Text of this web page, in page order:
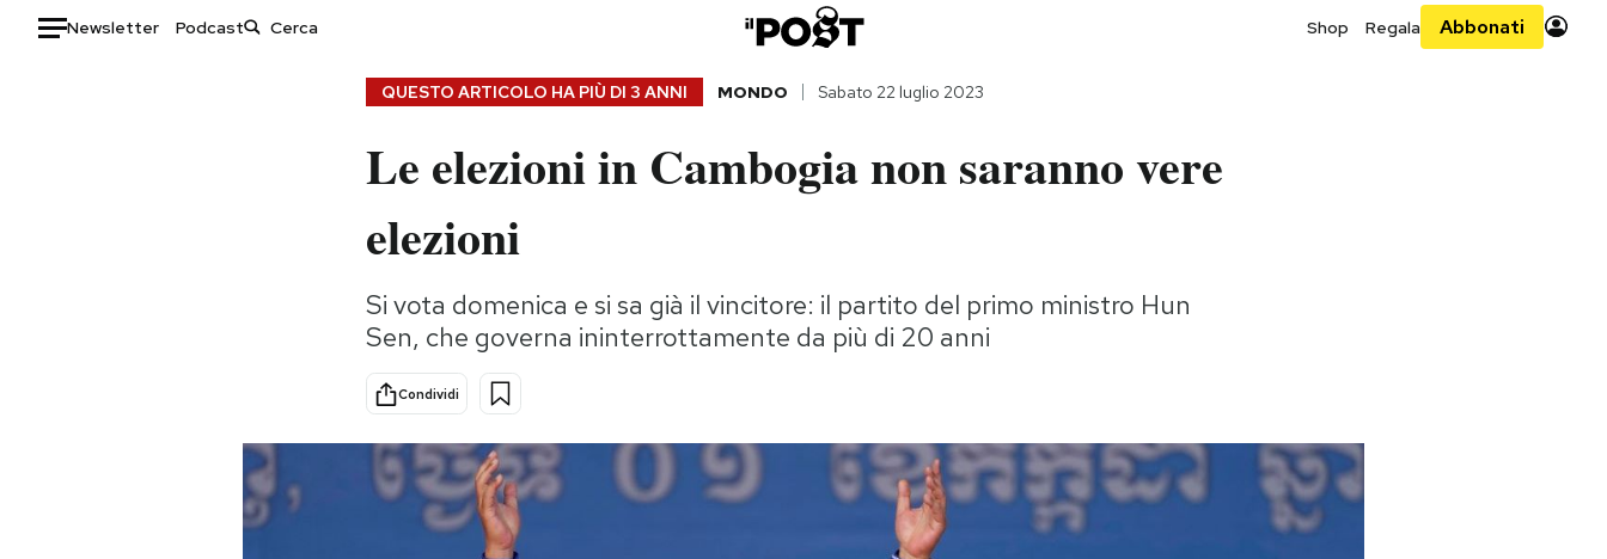
Newsletter Podcast Shop Regala Abbonati
Storie/Idee
Ok Boomer!
Altrecose
Mondiali calcio 2026
QUESTO ARTICOLO HA PIÙ DI 3 ANNI MONDO Sabato 22 luglio 2023
Le elezioni in Cambogia non saranno vere
elezioni
Si vota domenica e si sa già il vincitore: il partito del primo ministro Hun
Sen, che governa ininterrottamente da più di 20 anni
Condividi